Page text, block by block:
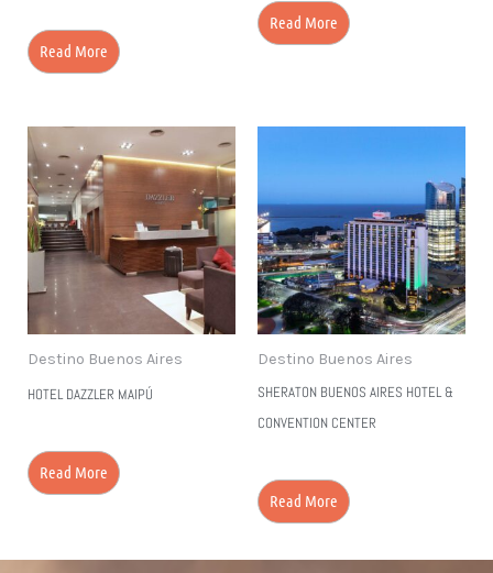
Read More
Read More
Destino Buenos Aires
HOTEL DAZZLER MAIPÚ
Read More
Destino Buenos Aires
SHERATON BUENOS AIRES HOTEL &
CONVENTION CENTER
Read More